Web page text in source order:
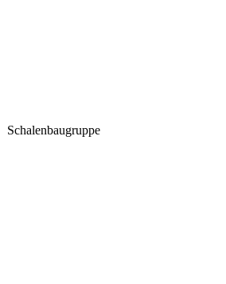
Schalenbaugruppe